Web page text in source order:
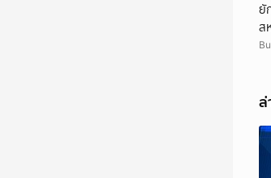
ยั
ส